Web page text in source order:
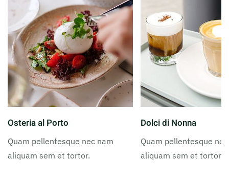
Osteria al Porto
Quam pellentesque nec nam
aliquam sem et tortor.
Dolci di Nonna
Quam pellentesque
aliquam sem et tortor.